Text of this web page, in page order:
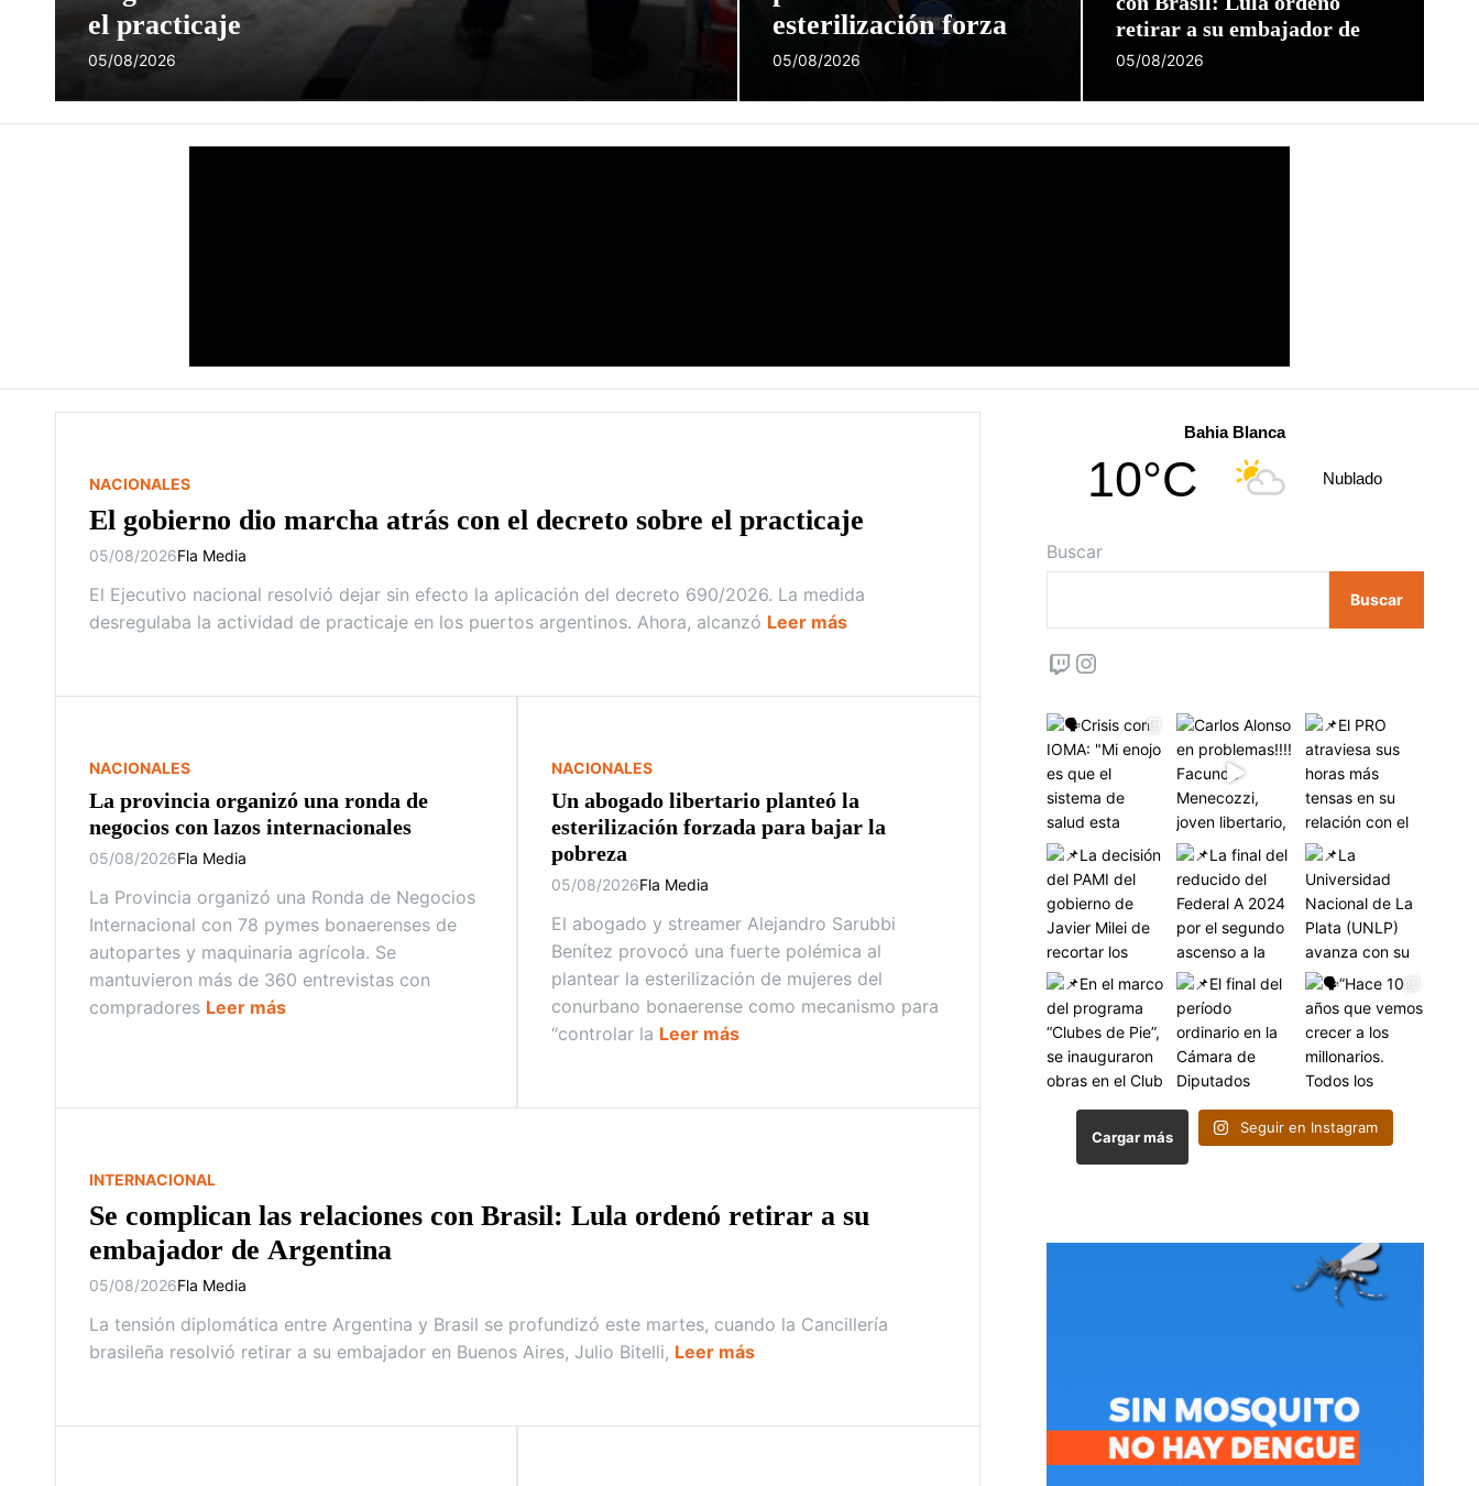
el practicaje
05/08/2026
esterilización forzada
para bajar la pobreza
05/08/2026
retirar a su embajador de
Argentina
05/08/2026
NACIONALES
El gobierno dio marcha atrás con el decreto sobre el practicaje
05/08/2026Fla Media
El Ejecutivo nacional resolvió dejar sin efecto la aplicación del decreto 690/2026. La medida
desregulaba la actividad de practicaje en los puertos argentinos. Ahora, alcanzó Leer más
NACIONALES
La provincia organizó una ronda de
negocios con lazos internacionales
05/08/2026Fla Media
La Provincia organizó una Ronda de Negocios
Internacional con 78 pymes bonaerenses de
autopartes y maquinaria agrícola. Se
mantuvieron más de 360 entrevistas con
compradores Leer más
NACIONALES
Un abogado libertario planteó la
esterilización forzada para bajar la
pobreza
05/08/2026Fla Media
El abogado y streamer Alejandro Sarubbi
Benítez provocó una fuerte polémica al
plantear la esterilización de mujeres del
conurbano bonaerense como mecanismo para
“controlar la Leer más
INTERNACIONAL
Se complican las relaciones con Brasil: Lula ordenó retirar a su
embajador de Argentina
05/08/2026Fla Media
La tensión diplomática entre Argentina y Brasil se profundizó este martes, cuando la Cancillería
brasileña resolvió retirar a su embajador en Buenos Aires, Julio Bitelli, Leer más
Bahia Blanca
10°C Nublado
Buscar
Buscar
Twitch
Cargar más
Seguir en Instagram